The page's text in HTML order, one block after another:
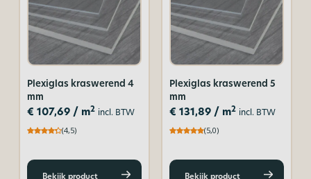
Plexiglas kraswerend 4
mm
€ 107,69/ m2 incl. BTW
(4,5)
Bekijk product
Plexiglas kraswerend 5
mm
€ 131,89/ m2 incl. BTW
(5,0)
Bekijk product